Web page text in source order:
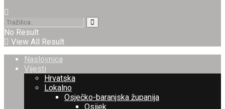
No Result
View All Result
Naslovnica
Vijesti
Hrvatska
Lokalno
Osječko-baranjska županija
Osijek